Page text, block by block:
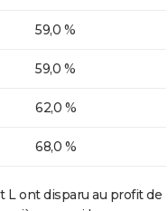
59,0 %
59,0 %
62,0 %
68,0 %
L ont disparu au profit de